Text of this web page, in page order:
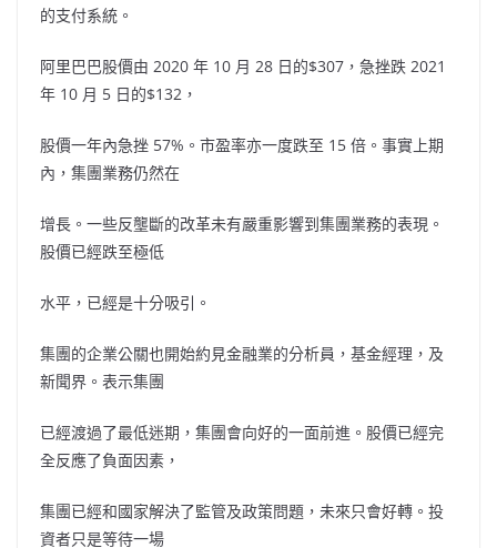
的支付系統。
阿里巴巴股價由 2020 年 10 月 28 日的$307，急挫跌 2021
年 10 月 5 日的$132，
股價一年內急挫 57%。市盈率亦一度跌至 15 倍。事實上期
內，集團業務仍然在
增長。一些反壟斷的改革未有嚴重影響到集團業務的表現。
股價已經跌至極低
水平，已經是十分吸引。
集團的企業公關也開始約見金融業的分析員，基金經理，及
新聞界。表示集團
已經渡過了最低迷期，集團會向好的一面前進。股價已經完
全反應了負面因素，
集團已經和國家解決了監管及政策問題，未來只會好轉。投
資者只是等待一場